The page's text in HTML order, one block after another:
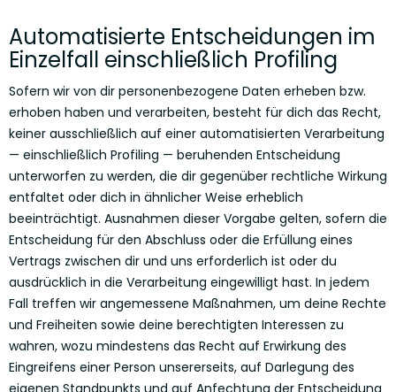
Automatisierte Entscheidungen im
Einzelfall einschließlich Profiling
Sofern wir von dir personenbezogene Daten erheben bzw.
erhoben haben und verarbeiten, besteht für dich das Recht,
keiner ausschließlich auf einer automatisierten Verarbeitung
— einschließlich Profiling — beruhenden Entscheidung
unterworfen zu werden, die dir gegenüber rechtliche Wirkung
entfaltet oder dich in ähnlicher Weise erheblich
beeinträchtigt. Ausnahmen dieser Vorgabe gelten, sofern die
Entscheidung für den Abschluss oder die Erfüllung eines
Vertrags zwischen dir und uns erforderlich ist oder du
ausdrücklich in die Verarbeitung eingewilligt hast. In jedem
Fall treffen wir angemessene Maßnahmen, um deine Rechte
und Freiheiten sowie deine berechtigten Interessen zu
wahren, wozu mindestens das Recht auf Erwirkung des
Eingreifens einer Person unsererseits, auf Darlegung des
eigenen Standpunkts und auf Anfechtung der Entscheidung